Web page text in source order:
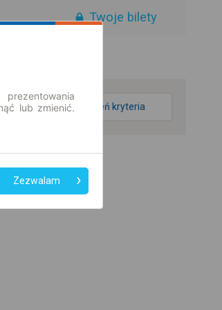
Twoje bilety
zmień kryteria
lub zmienić.
Zezwalam